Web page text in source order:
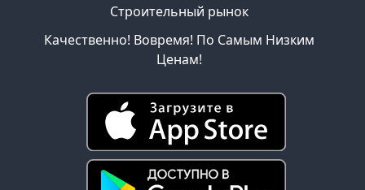
Строительный рынок
Качественно! Вовремя! По Самым Низким
Ценам!